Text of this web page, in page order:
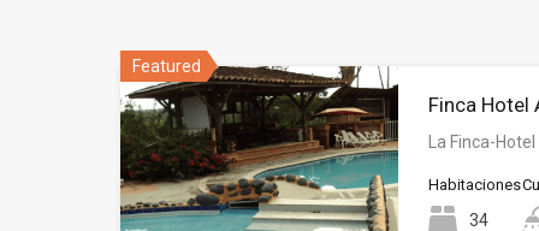
Featured
Finca Hotel
La Finca-
Habitaciones
34